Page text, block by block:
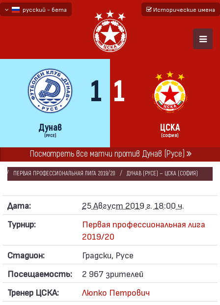
русский - бета
Исторические имена
1 1
Дунав
(РУСЕ)
ЦСКА
(СОФИЯ)
Посмотреть все матчи против Дунав (Русе)
ГЛАВНАЯ СЕЗОНЫ
2019/20
ПЕРВАЯ ПРОФЕССИОНАЛЬНАЯ ЛИГА 2019/20
ДУНАВ (РУСЕ) — ЦСКА (СОФИЯ)
Дата:
25 Август 2019 г. 18:00 ч.
Турнир:
Первая профессиональная лига
2019/20
Стадион:
Градски, Русе
Посещаемость:
2 967 зрителей
Тренер ЦСКА:
Люпко Петрович